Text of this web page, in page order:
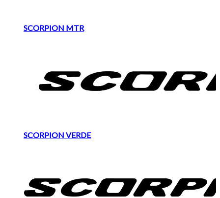
SCORPION MTR
SCORPION VERDE